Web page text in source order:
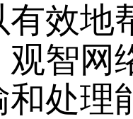
有效地
观智网
和处理